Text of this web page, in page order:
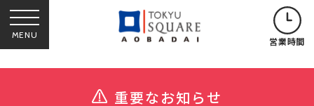
MENU 営業時間
重要なお知らせ